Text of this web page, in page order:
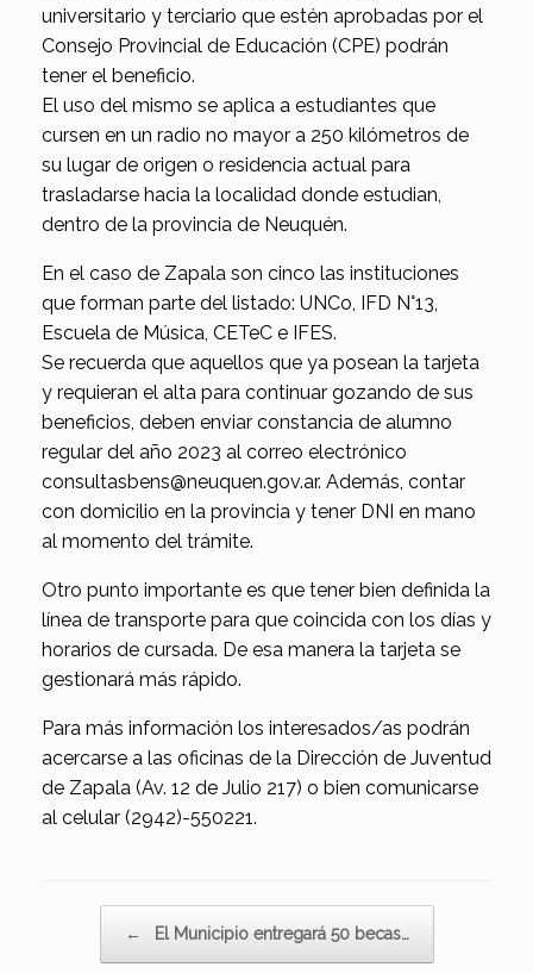
universitario y terciario que estén aprobadas por el
Consejo Provincial de Educación (CPE) podrán
tener el beneficio.
El uso del mismo se aplica a estudiantes que
cursen en un radio no mayor a 250 kilómetros de
su lugar de origen o residencia actual para
trasladarse hacia la localidad donde estudian,
dentro de la provincia de Neuquén.
En el caso de Zapala son cinco las instituciones
que forman parte del listado: UNCo, IFD N°13,
Escuela de Música, CETeC e IFES.
Se recuerda que aquellos que ya posean la tarjeta
y requieran el alta para continuar gozando de sus
beneficios, deben enviar constancia de alumno
regular del año 2023 al correo electrónico
consultasbens@neuquen.gov.ar. Además, contar
con domicilio en la provincia y tener DNI en mano
al momento del trámite.
Otro punto importante es que tener bien definida la
línea de transporte para que coincida con los días y
horarios de cursada. De esa manera la tarjeta se
gestionará más rápido.
Para más información los interesados/as podrán
acercarse a las oficinas de la Dirección de Juventud
de Zapala (Av. 12 de Julio 217) o bien comunicarse
al celular (2942)-550221.
← El Municipio entregará 50 becas…